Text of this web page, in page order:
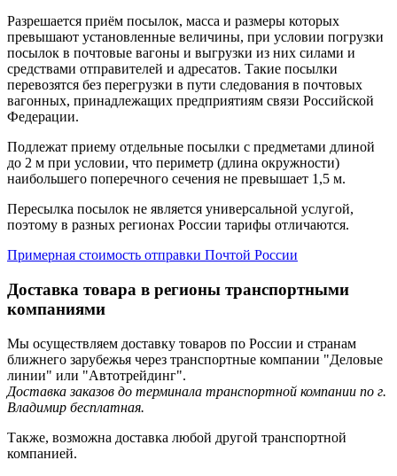
Разрешается приём посылок, масса и размеры которых
превышают установленные величины, при условии погрузки
посылок в почтовые вагоны и выгрузки из них силами и
средствами отправителей и адресатов. Такие посылки
перевозятся без перегрузки в пути следования в почтовых
вагонных, принадлежащих предприятиям связи Российской
Федерации.
Подлежат приему отдельные посылки с предметами длиной
до 2 м при условии, что периметр (длина окружности)
наибольшего поперечного сечения не превышает 1,5 м.
Пересылка посылок не является универсальной услугой,
поэтому в разных регионах России тарифы отличаются.
Примерная стоимость отправки Почтой России
Доставка товара в регионы транспортными
компаниями
Мы осуществляем доставку товаров по России и странам
ближнего зарубежья через транспортные компании "Деловые
линии" или "Автотрейдинг".
Доставка заказов до терминала транспортной компании по г.
Владимир бесплатная.
Также, возможна доставка любой другой транспортной
компанией.